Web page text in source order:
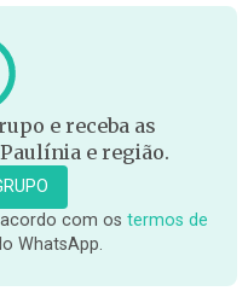
e receba as
e região.
com os termos de
WhatsApp.